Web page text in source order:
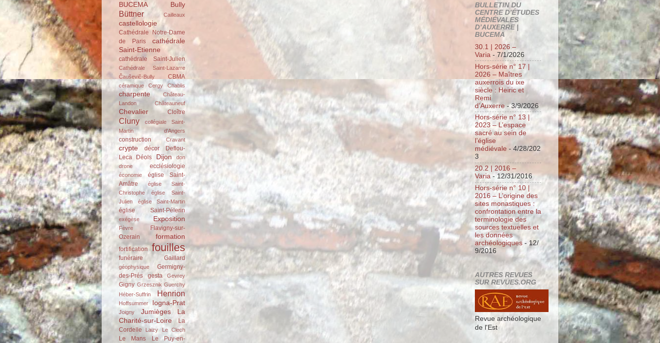
BUCEMA Bully
Büttner Cailleaux
castellologie
Cathédrale Notre-Dame
de Paris
cathédrale
Saint-Etienne
cathédrale Saint-Julien
Cathédrale Saint-Lazarre
Čauševič-Bully
CBMA
céramique Cergy Chablis
charpente
Château-
Landon
Châteauneuf
Chevalier Cloître
Cluny
collégiale Saint-
Martin d'Angers
construction Cravant
crypte décor
Deflou-
Leca
Déols Dijon
don
drone
ecclésiologie
économie
église Saint-
Amâtre
église Saint-
Christophe
église Saint-
Julien
église Saint-Martin
église Saint-Pélerin
exégèse Exposition
Fèvre
Flavigny-sur-
Ozerain
formation
fortification fouilles
funéraire Gaillard
géophysique
Germigny-
des-Prés
gesta Gevrey
Gigny Grzesznik Guerchy
Héber-Suffrin
Henrion
Hoffsummer Iogna-Prat
Joigny Jumièges
La
Charité-sur-Loire
La
Cordelle
Laizy Le Clech
Le Mans
Le Puy-en-
BULLETIN DU
CENTRE D’ÉTUDES
MÉDIÉVALES
D’AUXERRE |
BUCEMA
30.1 | 2026 –
Varia - 7/1/2026
Hors-série n° 17 |
2026 – Maîtres
auxerrois du ixe
siècle : Heiric et
Remi
d’Auxerre- 3/9/2026
Hors-série n° 13 |
2023 – L’espace
sacré au sein de
l’église
médiévale - 4/28/202
3
20.2 | 2016 –
Varia - 12/31/2016
Hors-série n° 10 |
2016 – L’origine des
sites monastiques :
confrontation entre la
terminologie des
sources textuelles et
les données
archéologiques - 12/
9/2016
AUTRES REVUES
SUR REVUES.ORG
Revue archéologique
de l'Est